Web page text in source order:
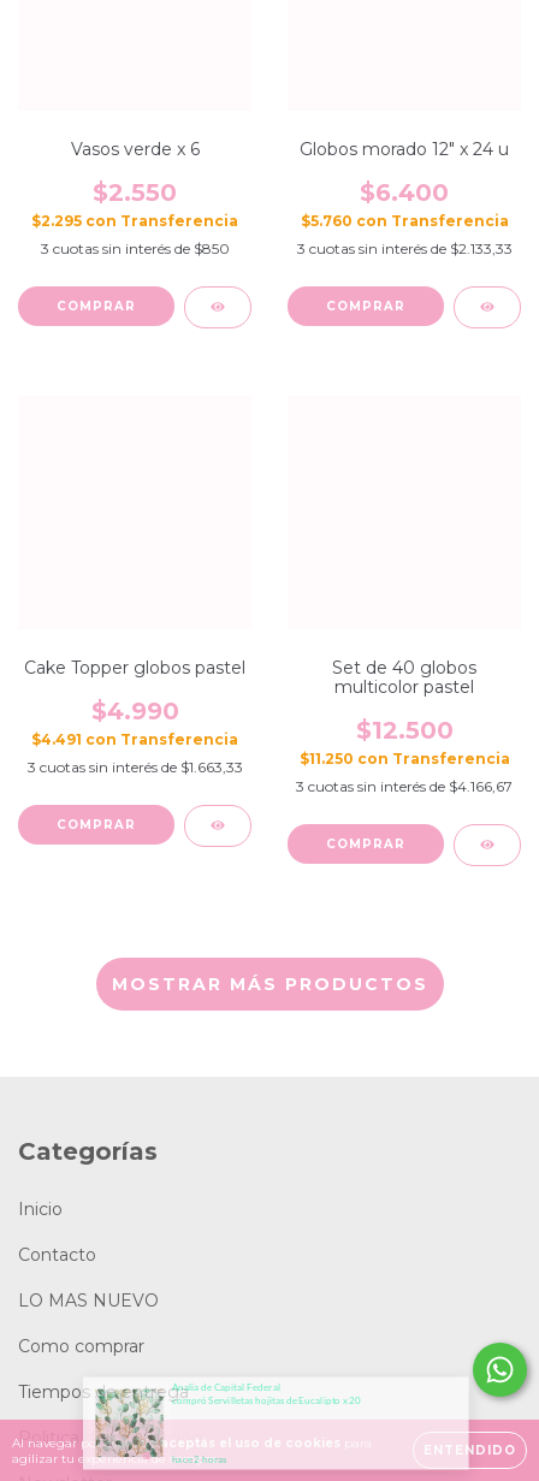
Al navegar por este sitioaceptás el uso de cookies para
agilizar tu experiencia de compra.
ENTENDIDO
Vasos verde x 6
$2.550
$2.295 con
3 cuotas sin interés de $850
Globos morado 12" x 24 u
$6.400
$5.760 con
3 cuotas sin interés de $2.133,33
Cake Topper globos pastel
$4.990
$4.491 con
3 cuotas sin interés de $1.663,33
Set de 40 globos
multicolor pastel
$12.500
$11.250 con
3 cuotas sin interés de $4.166,67
MOSTRAR MÁS PRODUCTOS
Categorías
Inicio
Contacto
LO MAS NUEVO
Como comprar
Tiempos de entrega
Politica de devolucion